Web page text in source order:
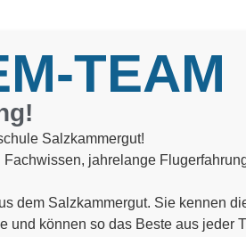
TEAM
Salzkammergut!
jahrelange
dem Salzkammergut. Sie kennen
und können so das Beste aus jeder